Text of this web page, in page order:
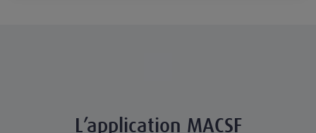
L’application MACSF